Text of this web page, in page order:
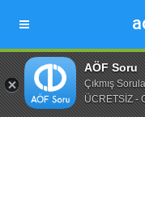
AÖF Soru
Çıkmış
ÜCRETSİZ -